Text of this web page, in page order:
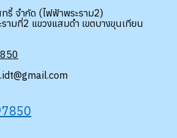
รี้ จำกัด (ไฟฟ้าพระราม2)
มที่2 แขวงแสมดำ เขตบางขุนเทียน